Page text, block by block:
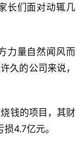
长们面对动辄几
力量自然闻风而
久的公司来说，
钱的项目，其财
4.7亿元。